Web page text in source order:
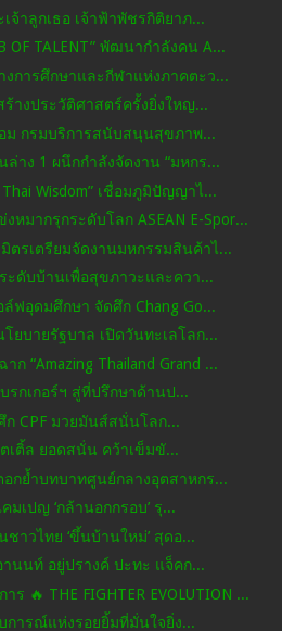
จ้าลูกเธอ เจ้าฟ้าพัชรกิติยาภ...
OF TALENT” พัฒนากำลังคน A...
งการศึกษาและกีฬาแห่งภาคตะว...
สร้างประวัติศาสตร์ครั้งยิ่งใหญ...
ม กรมบริการสนับสนุนสุขภาพ...
าง 1 ผนึกกำลังจัดงาน “มหกร...
Thai Wisdom” เชื่อมภูมิปัญญาไ...
หมากรุกระดับโลก ASEAN E-Spor...
ตรเตรียมจัดงานมหกรรมสินค้าไ...
ะดับบ้านเพื่อสุขภาวะและควา...
ฟอุดมศึกษา จัดศึก Chang Go...
ยบายรัฐบาล เปิดวันทะเลโลก...
“Amazing Thailand Grand ...
รกเกอร์ฯ สู่ที่ปรึกษาด้านป...
ก CPF มวยมันส์สนั่นโลก...
ติ้ล ยอดสนั่น คว้าเข็มขั...
อกย้ำบทบาทศูนย์กลางอุตสาหกร...
มเปญ ‘กล้านอกกรอบ’ รุ...
าวไทย ‘ขึ้นบ้านใหม่’ สุดอ...
นนท์ อยู่ปรางค์ ปะทะ แจ็คก...
🔥 THE FIGHTER EVOLUTION ...
บการณ์แห่งรอยยิ้มที่มั่นใจยิ่ง...